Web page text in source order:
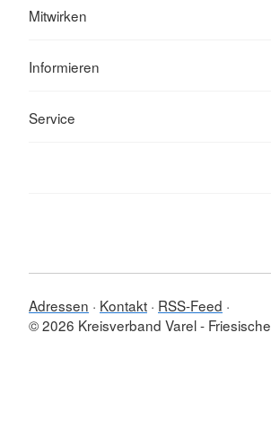
Mitwirken
Informieren
Service
Adressen Kontakt RSS-Feed
© 2026 Kreisverband Varel - Friesische